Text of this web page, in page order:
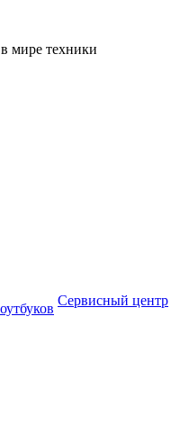
мире техники
Сервисный центр